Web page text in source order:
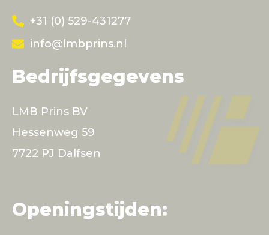
+31 (0) 529-431277
info@lmbprins.nl
Bedrijfsgegevens
LMB Prins BV
Hessenweg 59
7722 PJ Dalfsen
Openingstijden: